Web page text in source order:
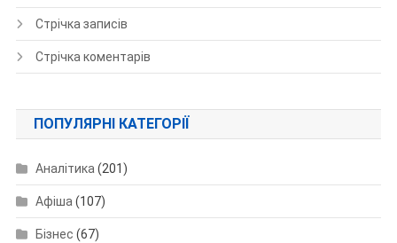
Стрічка записів
Стрічка коментарів
ПОПУЛЯРНІ КАТЕГОРІЇ
Аналітика(201)
Афіша(107)
Бізнес (67)